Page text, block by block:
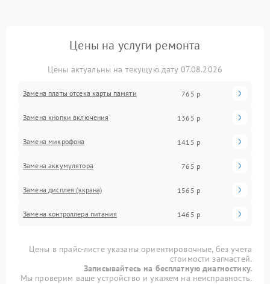
Цены на услуги ремонта
Цены актуальны на текущую дату 07.08.2026
Замена платы отсека карты памяти 765 р
Замена кнопки включения 1365 р
Замена микрофона 1415 р
Замена аккумулятора 765 р
Замена дисплея (экрана) 1565 р
Замена контроллера питания 1465 р
Цены в прайс-листе указаны ориентировочные, без учета
стоимости запчастей.
Записывайтесь на бесплатную диагностику.
Мы проверим ваше устройство и укажем на неисправность.